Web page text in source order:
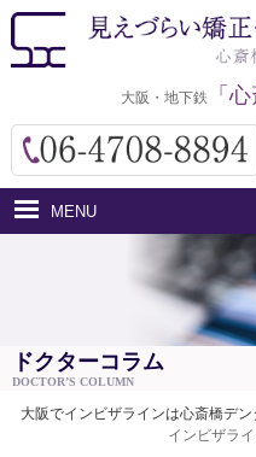
大阪・地下鉄 「
MENU
インビ
ドクターコラム
DOCTOR’S COLUMN
大阪でインビザラインは心斎橋デ
インビザラ